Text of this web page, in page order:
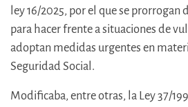
ley 16/2025, por el que se
para hacer frente a situaciones de
adoptan medidas urgentes en
Seguridad Social.
Modificaba, entre otras, la Ley 37/